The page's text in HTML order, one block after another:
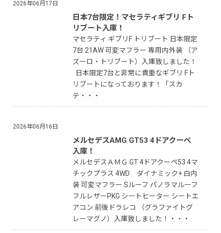
日本7台限定！マセラティギブリ Fト
リブート入庫！
マセラティ ギブリF トリブート 日本限定
7台 21AW 可変マフラー 専用内外装 （ア
ズーロ・トリブート）入庫致しました！
日本限定7台と非常に貴重なギブリ Fト
リブートになっております！「スカ
テ・・・
2026年06月17日
メルセデスAMG GT53 4ドアクーペ
入庫！
メルセデスＡＭＧ GT 4ドアクーペ53 4マ
チックプラス 4WD ダイナミック+ 白内
装 可変マフラー Sルーフ パノラマルーフ
フルレザーPKG シートヒーター シートエ
アコン 前後ドラレコ （グラファイトグ
レーマグノ）入庫致しました！・・・
2026年06月16日